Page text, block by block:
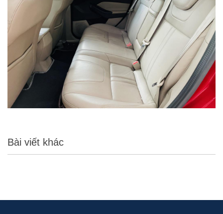
Bài viết khác